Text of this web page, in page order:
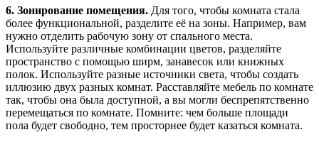
6. Зонирование помещения. Для того, чтобы комната стала
более функциональной, разделите её на зоны. Например, вам
нужно отделить рабочую зону от спального места.
Используйте различные комбинации цветов, разделяйте
пространство с помощью ширм, занавесок или книжных
полок. Используйте разные источники света, чтобы создать
иллюзию двух разных комнат. Расставляйте мебель по комнате
так, чтобы она была доступной, а вы могли беспрепятственно
перемещаться по комнате. Помните: чем больше площади
пола будет свободно, тем просторнее будет казаться комната.